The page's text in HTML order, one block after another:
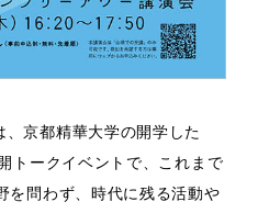
京都精華大学の開学した
トークイベントで、これまで
を問わず、時代に残る活動や